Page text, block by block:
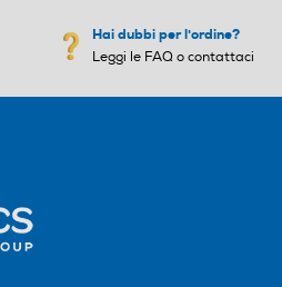
Hai dubbi per l'ordine?
Leggi le FAQ o contattaci